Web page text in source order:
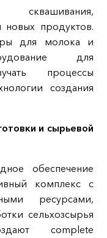
новых продуктов.
для молока и
для
процессы
создания
и сырьевой
обеспечение
комплекс с
ресурсами,
сельхозсырья
complete